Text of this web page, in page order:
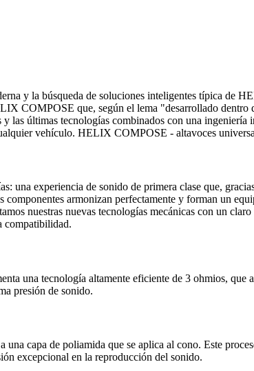
y la búsqueda de soluciones inteligentes típica de
COMPOSE que, según el lema "desarrollado
las últimas tecnologías combinados con una
vehículo. HELIX COMPOSE - altavoces
una experiencia de sonido de primera clase que,
componentes armonizan perfectamente y forman un
nuestras nuevas tecnologías mecánicas con un
compatibilidad.
una tecnología altamente eficiente de 3 ohmios,
presión de sonido.
capa de poliamida que se aplica al cono. Este
excepcional en la reproducción del sonido.